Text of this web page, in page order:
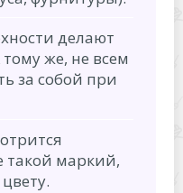
делают
же, не всем
за собой при
такой маркий,